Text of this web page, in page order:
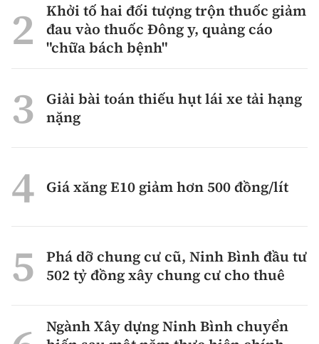
Khởi tố hai đối tượng trộn thuốc giảm
đau vào thuốc Đông y, quảng cáo
"chữa bách bệnh"
Giải bài toán thiếu hụt lái xe tải hạng
nặng
Giá xăng E10 giảm hơn 500 đồng/lít
Phá dỡ chung cư cũ, Ninh Bình đầu tư
502 tỷ đồng xây chung cư cho thuê
Ngành Xây dựng Ninh Bình chuyển